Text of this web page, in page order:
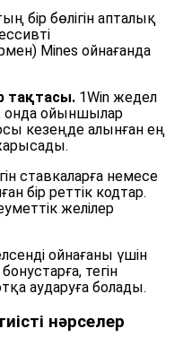
бір бөлігін апталық
Mines ойнағанда
тақтасы. 1Win жедел
онда ойыншылар
кезеңде алынған ең
ставкаларға немесе
бір реттік кодтар.
желілер
ойнағаны үшін
тегін
аударуға болады.
нәрселер